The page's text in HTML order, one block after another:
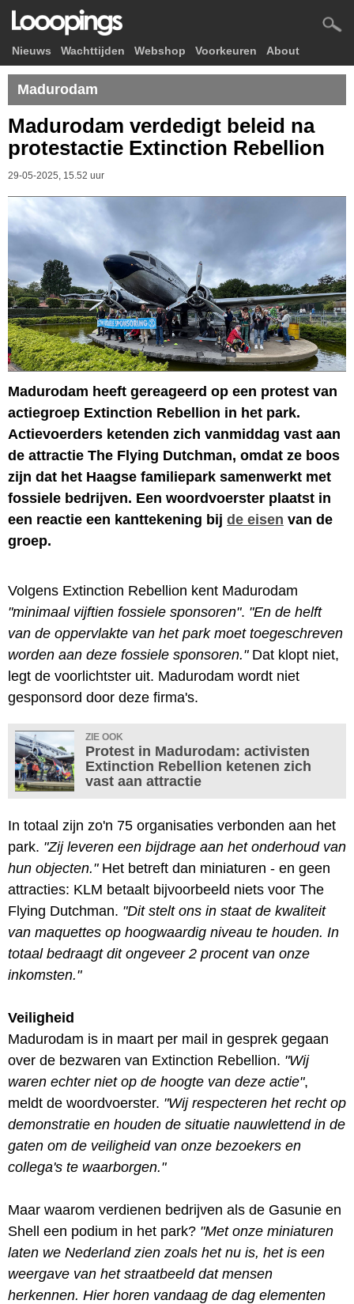
Nieuws Wachttijden Webshop Voorkeuren About
Madurodam
Madurodam verdedigt beleid na
protestactie Extinction Rebellion
29-05-2025, 15.52 uur
Madurodam heeft gereageerd op een protest van
actiegroep Extinction Rebellion in het park.
Actievoerders ketenden zich vanmiddag vast aan
de attractie The Flying Dutchman, omdat ze boos
zijn dat het Haagse familiepark samenwerkt met
fossiele bedrijven. Een woordvoerster plaatst in
een reactie een kanttekening bij de eisen van de
groep.
Volgens Extinction Rebellion kent Madurodam
"minimaal vijftien fossiele sponsoren". "En de helft
van de oppervlakte van het park moet toegeschreven
worden aan deze fossiele sponsoren."Dat klopt niet,
legt de voorlichtster uit. Madurodam wordt niet
gesponsord door deze firma's.
ZIE OOK
Protest in Madurodam: activisten
Extinction Rebellion ketenen zich
vast aan attractie
In totaal zijn zo'n 75 organisaties verbonden aan het
park. "Zij leveren een bijdrage aan het onderhoud van
hun objecten."Het betreft dan miniaturen - en geen
attracties: KLM betaalt bijvoorbeeld niets voor The
Flying Dutchman. "Dit stelt ons in staat de kwaliteit
van maquettes op hoogwaardig niveau te houden. In
totaal bedraagt dit ongeveer 2 procent van onze
inkomsten."
Veiligheid
Madurodam is in maart per mail in gesprek gegaan
over de bezwaren van Extinction Rebellion. "Wij
waren echter niet op de hoogte van deze actie",
meldt de woordvoerster. "Wij respecteren het recht op
demonstratie en houden de situatie nauwlettend in de
gaten om de veiligheid van onze bezoekers en
collega's te waarborgen."
Maar waarom verdienen bedrijven als de Gasunie en
Shell een podium in het park? "Met onze miniaturen
laten we Nederland zien zoals het nu is, het is een
weergave van het straatbeeld dat mensen
herkennen. Hier horen vandaag de dag elementen